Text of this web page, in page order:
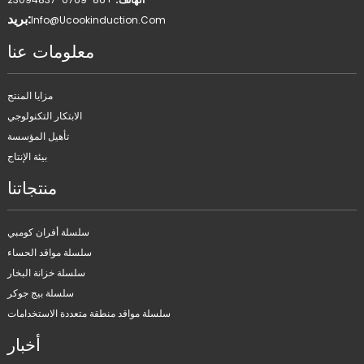
بريد:Info@ucookinduction.com
معلومات عنا
مزايا المنتج
الابتكار التكنولوجي
تأهيل المؤسسة
بيئة الإنتاج
منتجاتنا
سلسلة أفران كومبي
سلسلة مواقد الحساء
سلسلة خزانة البخار
سلسلة بيج جوكر
سلسلة مواقد منطقة متعددة الاستخدامات
أخبار